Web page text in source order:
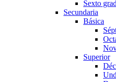
Sexto
Secundaria
Básica
Superior